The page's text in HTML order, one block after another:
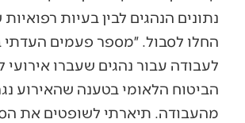
נתונים הנהגים לבין בעיות
החלו לסבול. ״מספר פעמים העדתי
לעבודה עבור נהגים שעברו
הביטוח הלאומי בטענה שהאירוע
מהעבודה. תיארתי לשופטים את